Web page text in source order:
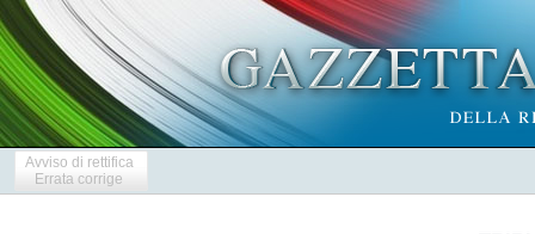
Avviso di rettifica
Errata corrige